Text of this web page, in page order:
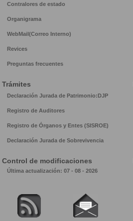
Contralores de estado
Organigrama
WebMail(Correo Interno)
Revices
Preguntas frecuentes
Trámites
Declaración Jurada de Patrimonio:DJP
Registro de Auditores
Registro de Órganos y Entes (SISROE)
Declaración Jurada de Sobrevivencia
Control de modificaciones
Última actualización: 07 - 08 - 2026